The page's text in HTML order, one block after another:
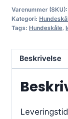
Varenummer (SKU):
Kategori:
Tags: Hundeskåle,
Beskrivelse